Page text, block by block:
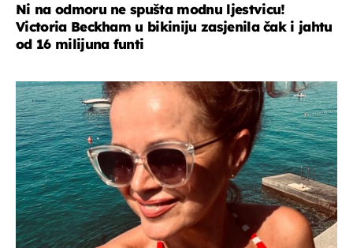
Ni na odmoru ne spušta modnu ljestvicu!
Victoria Beckham u bikiniju zasjenila čak i jahtu
od 16 milijuna funti